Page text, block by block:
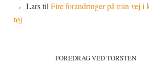
Larstil Fire forandringer på min vej i
tøj
FOREDRAG VED TORSTEN